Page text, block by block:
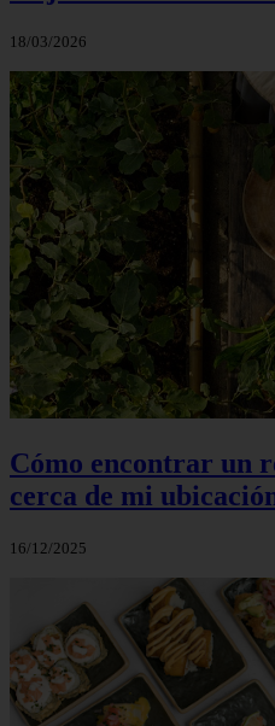
18/03/2026
Cómo encontrar un
cerca de mi
16/12/2025